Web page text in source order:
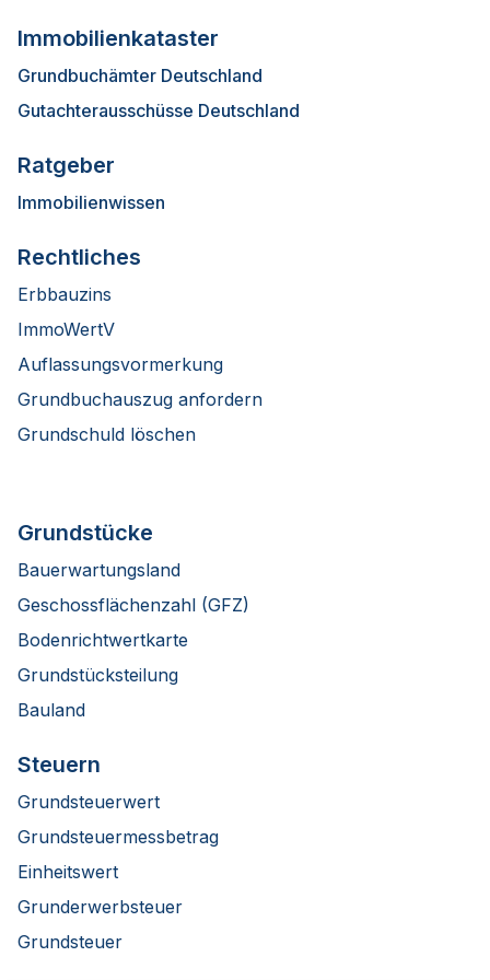
Immobilienkataster
Grundbuchämter Deutschland
Gutachterausschüsse Deutschland
Ratgeber
Immobilienwissen
Rechtliches
Erbbauzins
ImmoWertV
Auflassungsvormerkung
Grundbuchauszug anfordern
Grundschuld löschen
Grundstücke
Bauerwartungsland
Geschossflächenzahl (GFZ)
Bodenrichtwertkarte
Grundstücksteilung
Bauland
Steuern
Grundsteuerwert
Grundsteuermessbetrag
Einheitswert
Grunderwerbsteuer
Grundsteuer